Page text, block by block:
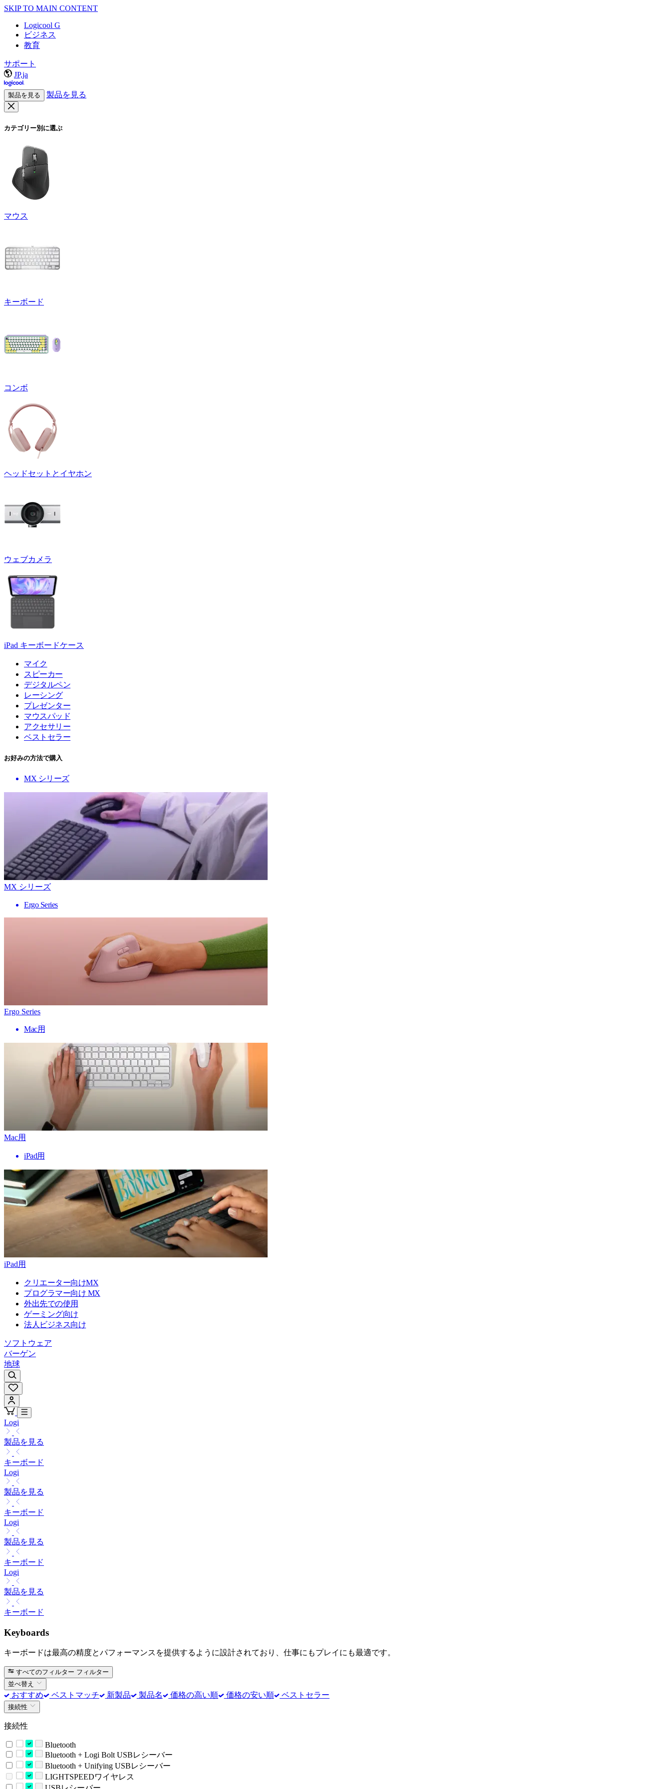
SKIP TO MAIN CONTENT
Logicool G
ビジネス
教育
サポート
JP,ja
製品を見る 製品を見る
カテゴリー別に選ぶ
マウス
キーボード
コンボ
ヘッドセットとイヤホン
ウェブカメラ
iPad キーボードケース
マイク
スピーカー
デジタルペン
レーシング
プレゼンター
マウスパッド
アクセサリー
ベストセラー
お好みの方法で購入
MX シリーズ
MX シリーズ
Ergo Series
Ergo Series
Mac用
Mac用
iPad用
iPad用
クリエーター向けMX
プログラマー向け MX
外出先での使用
ゲーミング向け
法人ビジネス向け
ソフトウェア
バーゲン
地球
Logi
製品を見る
キーボード
Logi
製品を見る
キーボード
Logi
製品を見る
キーボード
Logi
製品を見る
キーボード
Keyboards
キーボードは最高の精度とパフォーマンスを提供するように設計されており、仕事にもプレイにも最適です。
すべてのフィルター フィルター
並べ替え
おすすめ ベストマッチ 新製品 製品名 価格の高い順 価格の安い順 ベストセラー
接続性
接続性
Bluetooth
Bluetooth + Logi Bolt USBレシーバー
Bluetooth + Unifying USBレシーバー
LIGHTSPEEDワイヤレス